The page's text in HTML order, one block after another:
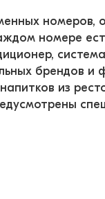
номеров,
номере
брендов и
из